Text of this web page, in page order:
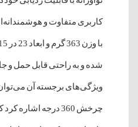
کاربری متفاوت و
شده و به راحتی قابل حمل و
ویژگی‌های برجسته آن می‌توان
چرخش 360 درجه